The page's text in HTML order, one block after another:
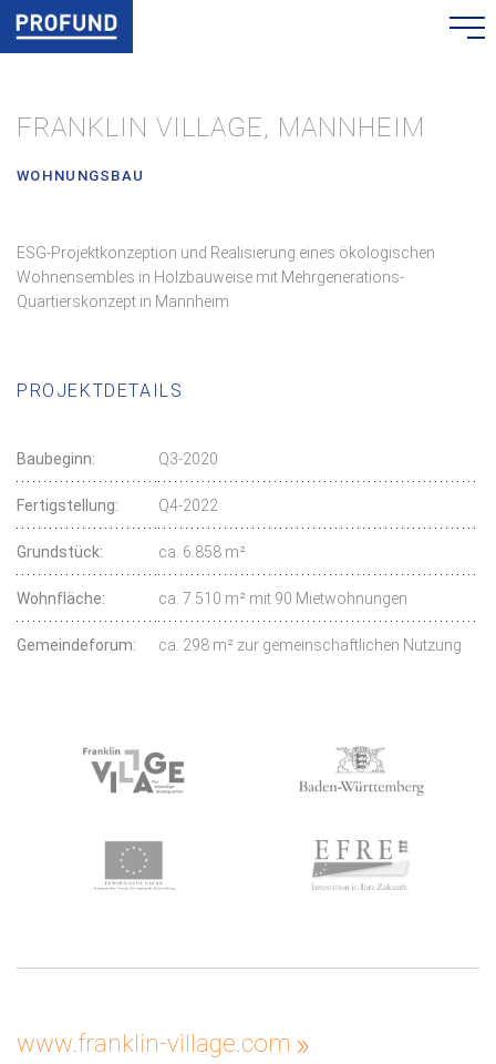
FRANKLIN VILLAGE, MANNHEIM
WOHNUNGSBAU
ESG-Projektkonzeption und Realisierung eines ökologischen
Wohnensembles in Holzbauweise mit Mehrgenerations-
Quartierskonzept in Mannheim
PROJEKTDETAILS
Baubeginn: Q3-2020
Fertigstellung: Q4-2022
Grundstück: ca. 6.858 m²
Wohnfläche: ca. 7.510 m² mit 90 Mietwohnungen
Gemeindeforum: ca. 298 m² zur gemeinschaftlichen Nutzung
www.franklin-village.com »